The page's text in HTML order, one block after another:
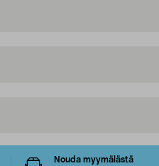
Nouda myymälästä